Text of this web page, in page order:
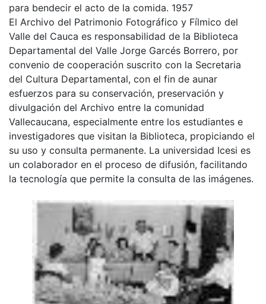
para bendecir el acto de la comida. 1957
El Archivo del Patrimonio Fotográfico y Fílmico del
Valle del Cauca es responsabilidad de la Biblioteca
Departamental del Valle Jorge Garcés Borrero, por
convenio de cooperación suscrito con la Secretaria
del Cultura Departamental, con el fin de aunar
esfuerzos para su conservación, preservación y
divulgación del Archivo entre la comunidad
Vallecaucana, especialmente entre los estudiantes e
investigadores que visitan la Biblioteca, propiciando el
su uso y consulta permanente. La universidad Icesi es
un colaborador en el proceso de difusión, facilitando
la tecnología que permite la consulta de las imágenes.